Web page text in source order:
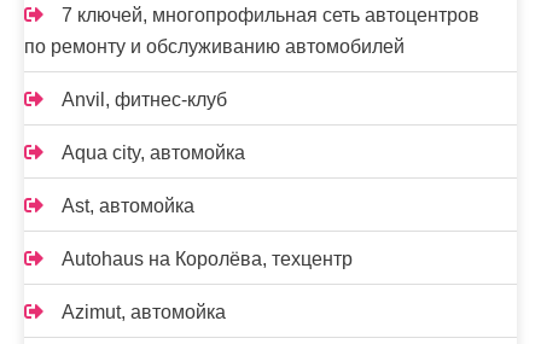
7 ключей, многопрофильная сеть автоцентров
по ремонту и обслуживанию автомобилей
Anvil, фитнес-клуб
Aqua city, автомойка
Ast, автомойка
Autohaus на Королёва, техцентр
Azimut, автомойка